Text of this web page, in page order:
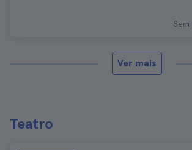
Ver mais
Teatro